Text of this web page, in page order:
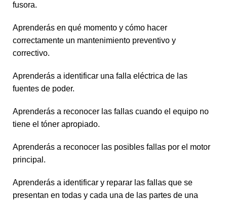
fusora.
Aprenderás en qué momento y cómo hacer
correctamente un mantenimiento preventivo y
correctivo.
Aprenderás a identificar una falla eléctrica de las
fuentes de poder.
Aprenderás a reconocer las fallas cuando el equipo no
tiene el tóner apropiado.
Aprenderás a reconocer las posibles fallas por el motor
principal.
Aprenderás a identificar y reparar las fallas que se
presentan en todas y cada una de las partes de una